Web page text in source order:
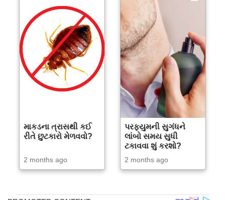
માકડના ત્રાસથી કઈ
રીતે છુટકારો મેળવવો?
2 months ago
પરફ્યુમની સુગંધને
લાંબો સમય સુધી
ટકાવવા શું કરશો?
2 months ago